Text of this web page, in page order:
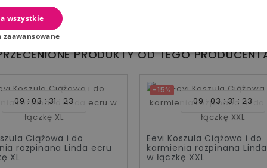
aby codzienne karmienie było proste i
PRODUKTY OD TEGO
09 03 31 22
Ciążowa i do
rozpinana Linda ecru
XL
-15%
09 03 31 22
Eevi Koszula Ciążowa i do
karmienia rozpinana
w łączkę XXL
wszystkie